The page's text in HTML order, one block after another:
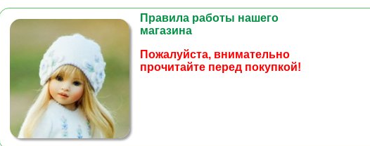
Правила работы нашего
магазина
Пожалуйста, внимательно
прочитайте перед покупкой!